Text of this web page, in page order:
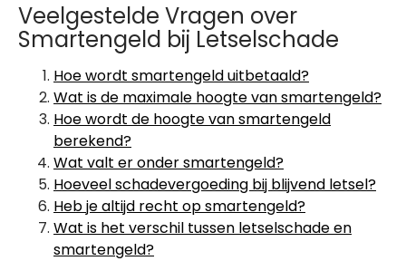
Veelgestelde Vragen over
Smartengeld bij Letselschade
Hoe wordt smartengeld uitbetaald?
Wat is de maximale hoogte van smartengeld?
Hoe wordt de hoogte van smartengeld
berekend?
Wat valt er onder smartengeld?
Hoeveel schadevergoeding bij blijvend letsel?
Heb je altijd recht op smartengeld?
Wat is het verschil tussen letselschade en
smartengeld?